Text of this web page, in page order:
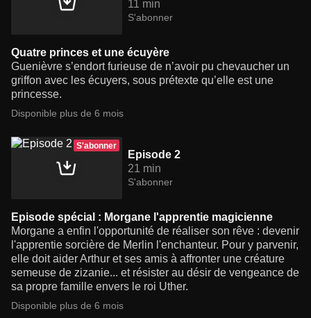
11 min
S'abonner
Quatre princes et une écuyère
Guenièvre s’endort furieuse de n’avoir pu chevaucher un
griffon avec les écuyers, sous prétexte qu’elle est une
princesse.
Disponible plus de 6 mois
S'abonner
Episode 2
21 min
S'abonner
Episode spécial : Morgane l'apprentie magicienne
Morgane a enfin l'opportunité de réaliser son rêve : devenir
l'apprentie sorcière de Merlin l'enchanteur. Pour y parvenir,
elle doit aider Arthur et ses amis à affronter une créature
semeuse de zizanie... et résister au désir de vengeance de
sa propre famille envers le roi Uther.
Disponible plus de 6 mois